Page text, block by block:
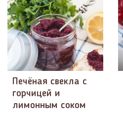
Печёная свекла с
горчицей и
лимонным соком